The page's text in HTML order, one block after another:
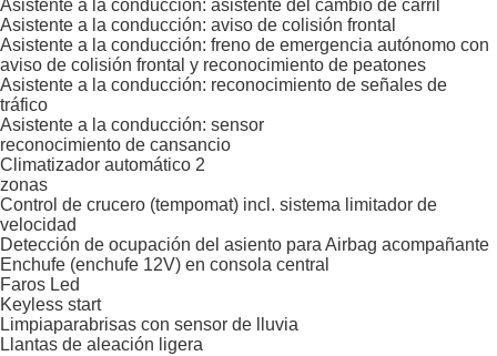
Asistente a la conducción: asistente del cambio de carril
Asistente a la conducción: aviso de colisión frontal
Asistente a la conducción: freno de emergencia autónomo con
aviso de colisión frontal y reconocimiento de peatones
Asistente a la conducción: reconocimiento de señales de
tráfico
Asistente a la conducción: sensor
reconocimiento de cansancio
Climatizador automático 2
zonas
Control de crucero (tempomat) incl. sistema limitador de
velocidad
Detección de ocupación del asiento para Airbag acompañante
Enchufe (enchufe 12V) en consola central
Faros Led
Keyless start
Limpiaparabrisas con sensor de lluvia
Llantas de aleación ligera